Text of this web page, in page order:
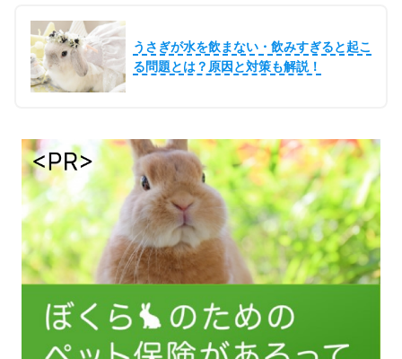
うさぎが水を飲まない・飲みすぎると起こ
る問題とは？原因と対策も解説！